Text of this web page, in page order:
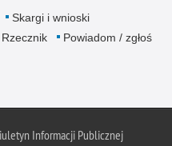
Skargi i wnioski
Rzecznik
Powiadom / zgłoś
Informacji Publicznej